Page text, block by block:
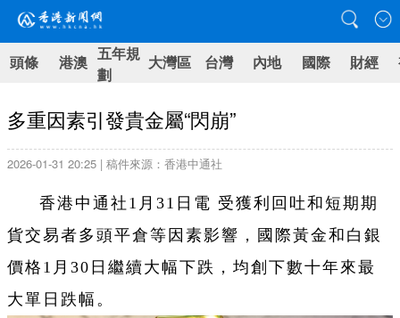
頭條 港澳 五年規
劃
大灣區 台灣 內地 國際 財經
多重因素引發貴金屬“閃崩”
2026-01-31 20:25 | 稿件來源：香港中通社
香港中通社1月31日電 受獲利回吐和短期期
貨交易者多頭平倉等因素影響，國際黃金和白銀
價格1月30日繼續大幅下跌，均創下數十年來最
大單日跌幅。